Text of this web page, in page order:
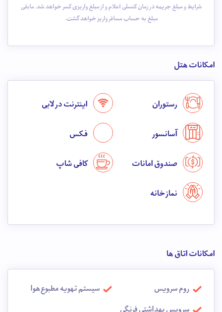
شرایط و مبلغ جریمه در زمان کنسلی اعلام و از مبلغ واریزی کسر خواهد شد. مابقی
مبلغ به حساب مسافر واریز خواهد گشت.
امکانات هتل
رستوران اینترنت در لابی
آسانسور فکس
صندوق امانات کافی شاپ
نماز خانه
امکانات اتاق ها
روم سرویس
سیستم تهویه مطبوع هوا
سرویس بهداشتی فرنگی